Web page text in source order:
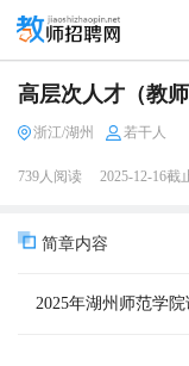
高层次人才（教师
浙江/湖州 若干人
739人阅读 2025-12-16截
简章内容
2025年湖州师范学